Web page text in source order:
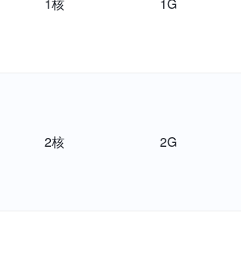
2核 2G